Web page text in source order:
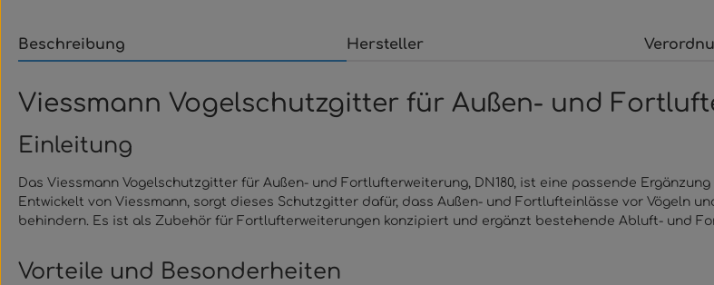
Beschreibung Hersteller
Viessmann Vogelschutzgitter für Außen- und
Einleitung
Das Viessmann Vogelschutzgitter für Außen- und Fortlufterweiterung, DN180, ist eine passende
Entwickelt von Viessmann, sorgt dieses Schutzgitter dafür, dass Außen- und Fortlufteinlässe vor Vögeln
behindern. Es ist als Zubehör für Fortlufterweiterungen konzipiert und ergänzt bestehende Abluft- und
Vorteile und Besonderheiten